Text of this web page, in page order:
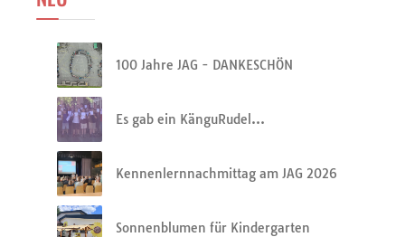
100 Jahre JAG - DANKESCHÖN
Es gab ein KänguRudel…
Kennenlernnachmittag am JAG 2026
Sonnenblumen für Kindergarten